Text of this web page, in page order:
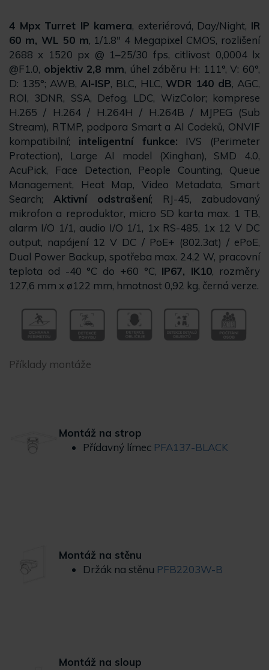
4 Mpx Turret IP kamera, exteriérová, Day/Night, IR
60 m, WL 50 m, 1/1.8" 4 Megapixel CMOS, rozlišení
2688 x 1520 px @ 1–25/30 fps, citlivost 0,0004 lx
@F1.0, objektiv 2,8 mm, úhel záběru H: 111°, V: 60°,
D: 135°; AWB, AI-ISP, BLC, HLC, WDR 140 dB, AGC,
ROI, 3DNR, SSA, Defog, LDC, WizColor; komprese
H.265 / H.264 / H.264H / H.264B / MJPEG (Sub
Stream), RTMP, podpora Smart a AI Codeků, ONVIF
kompatibilní; inteligentní funkce: IVS (Perimeter
Protection), Large AI model (Xinghan), SMD 4.0,
AcuPick, Face Detection, People Counting, Queue
Management, Heat Map, Video Metadata, Smart
Search; Aktivní odstrašení; RJ-45, zabudovaný
mikrofon a reproduktor, micro SD karta max. 1 TB,
alarm I/O 1/1, audio I/O 1/1, 1x RS-485, 1x 12 V DC
output, napájení 12 V DC / PoE+ (802.3at) / ePoE,
Dual Power Backup, spotřeba max. 24,2 W, pracovní
teplota od -40 °C do +60 °C, IP67, IK10, rozměry
127,6 mm x ø122 mm, hmotnost 0,92 kg, černá verze.
Příklady montáže
Montáž na strop
Přídavný límec PFA137-BLACK
Montáž na stěnu
Držák na stěnu PFB2203W-B
Montáž na sloup